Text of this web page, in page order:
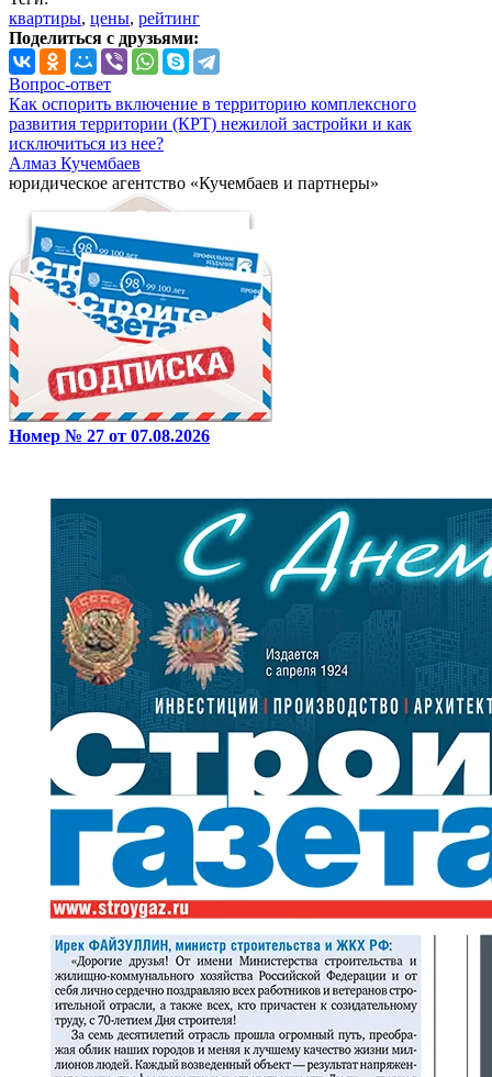
квартиры, цены, рейтинг
Поделиться с друзьями:
Вопрос-ответ
Как оспорить включение в территорию комплексного
развития территории (КРТ) нежилой застройки и как
исключиться из нее?
Алмаз Кучембаев
юридическое агентство «Кучембаев и партнеры»
Номер № 27 от 07.08.2026